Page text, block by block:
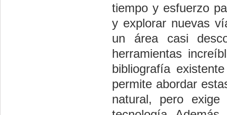
tiempo y esfuerzo
y explorar nuevas
un área casi
herramientas
bibliografía
permite abordar
natural, pero